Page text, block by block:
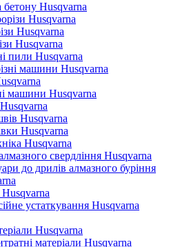
бетону Husqvarna
Husqvarna
Husqvarna
Husqvarna
пили Husqvarna
машини Husqvarna
машини Husqvarna
Husqvarna
Husqvarna
Husqvarna
свердління Husqvarna
до дрилів алмазного буріння
устаткування Husqvarna
Husqvarna
матеріали Husqvarna